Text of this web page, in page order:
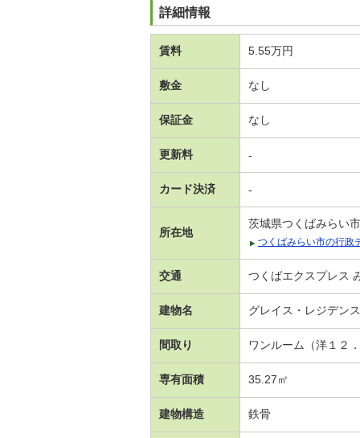
詳細情報
賃料 5.55万円
敷金 なし
保証金 なし
更新料 -
カード決済 -
所在地
茨城県つくばみらい
つくばみらい市の行政
交通 つくばエクスプレス
建物名 グレイス・レジデン
間取り ワンルーム（洋１２
専有面積 35.27㎡
建物構造 鉄骨